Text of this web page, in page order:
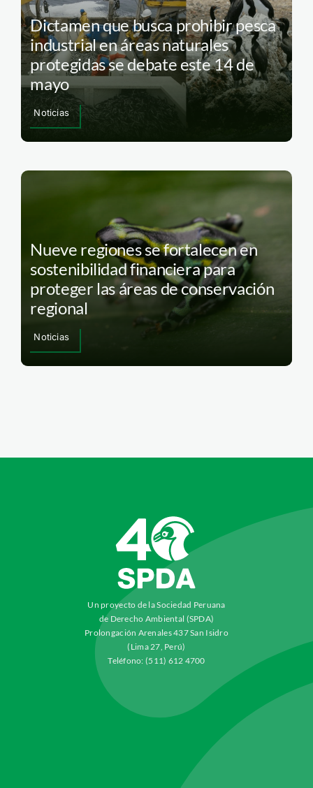
Dictamen que busca prohibir pesca
industrial en áreas naturales
protegidas se debate este 14 de
mayo
Noticias
Nueve regiones se fortalecen en
sostenibilidad financiera para
proteger las áreas de conservación
regional
Noticias
Un proyecto de la Sociedad Peruana
de Derecho Ambiental (SPDA)
Prolongación Arenales 437 San Isidro
(Lima 27, Perú)
Teléfono: (511) 612 4700